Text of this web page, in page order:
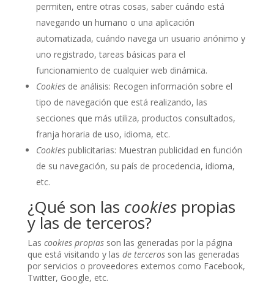
permiten, entre otras cosas, saber cuándo está
navegando un humano o una aplicación
automatizada, cuándo navega un usuario anónimo y
uno registrado, tareas básicas para el
funcionamiento de cualquier web dinámica.
Cookiesde análisis: Recogen información sobre el
tipo de navegación que está realizando, las
secciones que más utiliza, productos consultados,
franja horaria de uso, idioma, etc.
Cookiespublicitarias: Muestran publicidad en función
de su navegación, su país de procedencia, idioma,
etc.
¿Qué son las cookiespropias
y las de terceros?
Las cookies propiasson las generadas por la página
que está visitando y las de tercerosson las generadas
por servicios o proveedores externos como Facebook,
Twitter, Google, etc.